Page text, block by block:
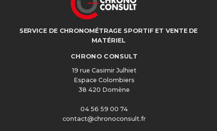
SERVICE DE CHRONOMÉTRAGE SPORTIF ET VENTE DE
MATÉRIEL
CHRONO CONSULT
19 rue Casimir Julhiet
Espace Colombiers
38 420 Domène
04 56 59 00 74
contact@chronoconsult.fr